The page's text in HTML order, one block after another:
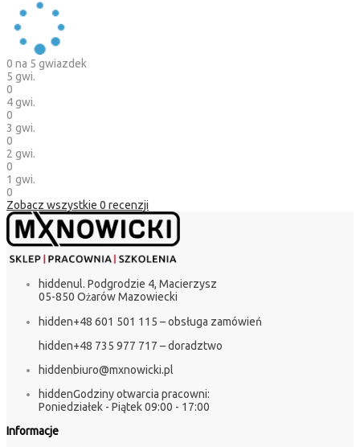
0 na 5 gwiazdek
5 gwi.
0
4 gwi.
0
3 gwi.
0
2 gwi.
0
1 gwi.
0
Zobacz wszystkie 0 recenzji
hiddenul. Podgrodzie 4, Macierzysz
05-850 Ożarów Mazowiecki
hidden+48 601 501 115 – obsługa zamówień
hidden+48 735 977 717 – doradztwo
hiddenbiuro@mxnowicki.pl
hiddenGodziny otwarcia pracowni:
Poniedziałek - Piątek 09:00 - 17:00
Informacje